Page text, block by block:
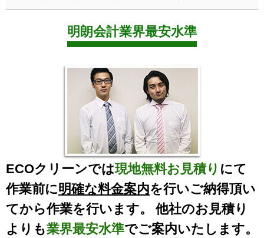
明朗会計業界最安水準
ECOクリーンでは現地無料お見積り にて
作業前に明確な料金案内を行いご納得頂い
てから作業を行います。 他社のお見積り
よりも業界最安水準でご案内いたします。